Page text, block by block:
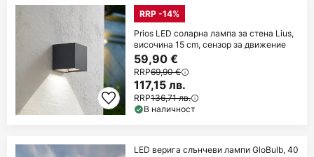
RRP -14%
Prios LED соларна лампа за стена Lius,
височина 15 cm, сензор за движение
59,90 €
RRP69,90 €
117,15 лв.
RRP136,71 лв.
В наличност
LED верига слънчеви лампи GloBulb, 40